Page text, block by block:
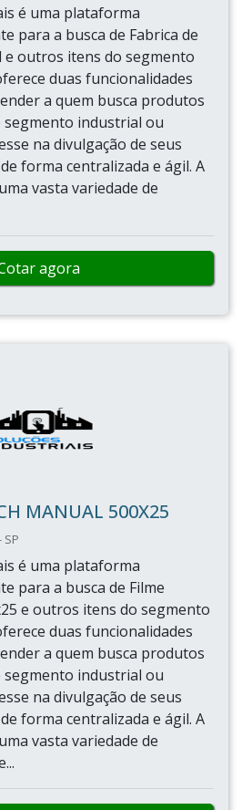
é uma plataforma
para a busca de Fabrica de
outros itens do segmento
duas funcionalidades
a quem busca produtos
segmento industrial ou
na divulgação de seus
forma centralizada e ágil. A
vasta variedade de
agora
MANUAL 500X25
SP
é uma plataforma
para a busca de Filme
e outros itens do segmento
duas funcionalidades
a quem busca produtos
segmento industrial ou
na divulgação de seus
forma centralizada e ágil. A
vasta variedade de